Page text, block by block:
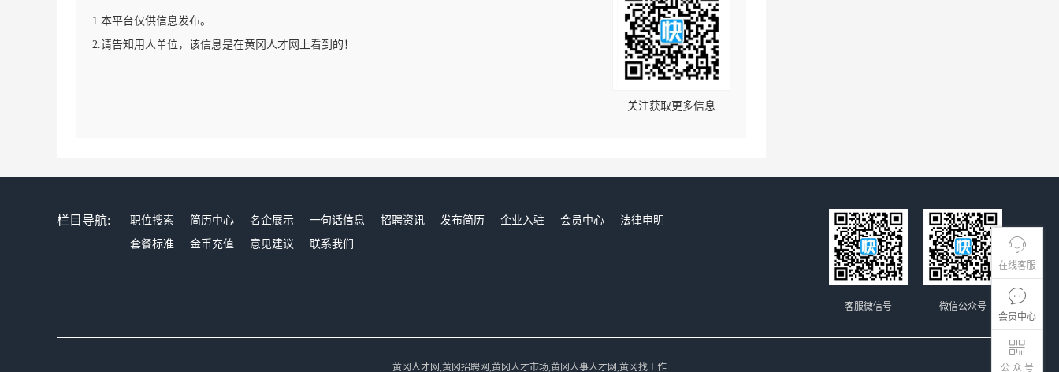
在线客服
会员中心
公 众 号
1.本平台仅供信息发布。
2.请告知用人单位，该信息是在黄冈人才网上看到的！
关注获取更多信息
栏目导航: 职位搜索 简历中心 名企展示 一句话信息 招聘资讯 发布简历 企业入驻 会员中心
法律申明
套餐标准
金币充值 意见建议 联系我们
微信公众号
客服微信号
黄冈人才网,黄冈招聘网,黄冈人才市场,黄冈人事人才网,黄冈找工作